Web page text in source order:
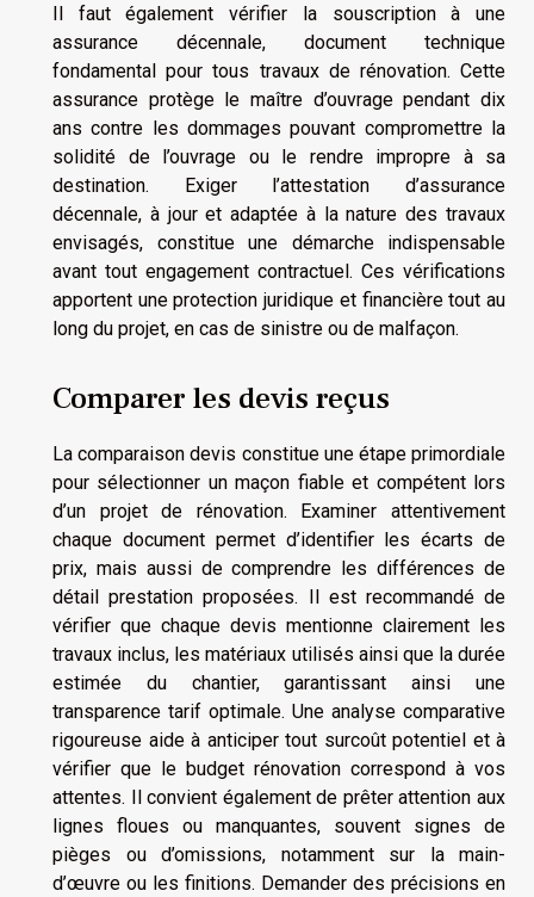
Il faut également vérifier la souscription à une
assurance décennale, document technique
fondamental pour tous travaux de rénovation. Cette
assurance protège le maître d’ouvrage pendant dix
ans contre les dommages pouvant compromettre la
solidité de l’ouvrage ou le rendre impropre à sa
destination. Exiger l’attestation d’assurance
décennale, à jour et adaptée à la nature des travaux
envisagés, constitue une démarche indispensable
avant tout engagement contractuel. Ces vérifications
apportent une protection juridique et financière tout au
long du projet, en cas de sinistre ou de malfaçon.
Comparer les devis reçus
La comparaison devis constitue une étape primordiale
pour sélectionner un maçon fiable et compétent lors
d’un projet de rénovation. Examiner attentivement
chaque document permet d’identifier les écarts de
prix, mais aussi de comprendre les différences de
détail prestation proposées. Il est recommandé de
vérifier que chaque devis mentionne clairement les
travaux inclus, les matériaux utilisés ainsi que la durée
estimée du chantier, garantissant ainsi une
transparence tarif optimale. Une analyse comparative
rigoureuse aide à anticiper tout surcoût potentiel et à
vérifier que le budget rénovation correspond à vos
attentes. Il convient également de prêter attention aux
lignes floues ou manquantes, souvent signes de
pièges ou d’omissions, notamment sur la main-
d’œuvre ou les finitions. Demander des précisions en